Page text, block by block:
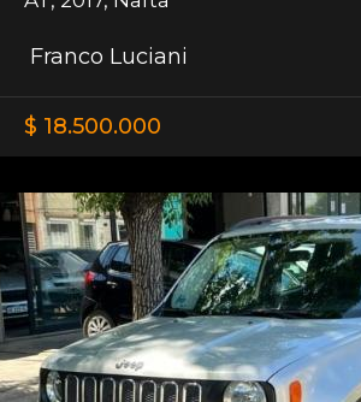
Franco Luciani
$ 18.500.000